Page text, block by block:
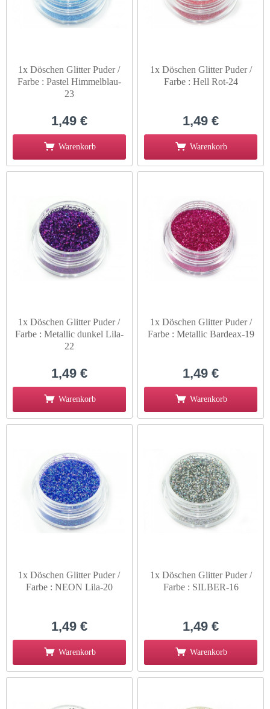
1x Döschen Glitter Puder /
Farbe : Pastel Himmelblau-
23
1,49 €
Warenkorb
1x Döschen Glitter Puder /
Farbe : Hell Rot-24
1,49 €
Warenkorb
1x Döschen Glitter Puder /
Farbe : Metallic dunkel Lila-
22
1,49 €
Warenkorb
1x Döschen Glitter Puder /
Farbe : Metallic Bardeax-19
1,49 €
Warenkorb
1x Döschen Glitter Puder /
Farbe : NEON Lila-20
1,49 €
Warenkorb
1x Döschen Glitter Puder /
Farbe : SILBER-16
1,49 €
Warenkorb